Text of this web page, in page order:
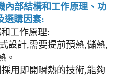
內部結構和工作原理、功
選購因素:
工作原理:
設計,需要提前預熱,儲熱,
。
用即開瞬熱的技術,能夠